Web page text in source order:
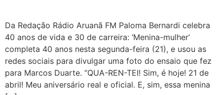
Da Redação Rádio Aruanã FM Paloma Bernardi celebra
40 anos de vida e 30 de carreira: ‘Menina-mulher’
completa 40 anos nesta segunda-feira (21), e usou as
redes sociais para divulgar uma foto do ensaio que fez
para Marcos Duarte. “QUA-REN-TEI! Sim, é hoje! 21 de
abril! Meu aniversário real e oficial. E, sim, essa menina